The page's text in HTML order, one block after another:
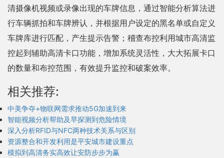
清摄像机视频或录像出现的车牌信息，通过智能分析算法进
行车辆抓拍和车牌辨认，并根据用户设定的黑名单或自定义
车牌库进行匹配，产生提示告警；稽查布控利用城市高清监
控起到辅助高清卡口功能，增加系统灵活性，大大拓展卡口
的数量和布控范围，有效提升监控和破案效率。
相关推荐:
中美争夺+物联网需求推动5G加速到来
智能视频分析帮助及早探测到危险情境
深入分析RFID与NFC两种技术关系与区别
资源整合和开发利用是平安城市建设重点
模拟到高清务实高效让安防步步为赢